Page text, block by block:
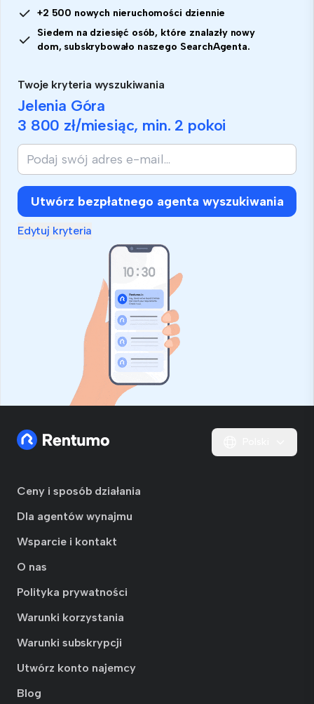
+2 500 nowych nieruchomości dziennie
Siedem na dziesięć osób, które znalazły nowy
dom, subskrybowało naszego SearchAgenta.
Twoje kryteria wyszukiwania
Jelenia Góra
3 800 zł/miesiąc, min. 2 pokoi
Utwórz bezpłatnego agenta wyszukiwania
Edytuj kryteria
Ceny i sposób działania
Dla agentów wynajmu
Wsparcie i kontakt
O nas
Polityka prywatności
Warunki korzystania
Warunki subskrypcji
Utwórz konto najemcy
Blog